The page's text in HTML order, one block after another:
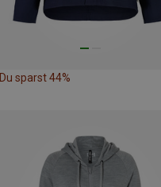
Du sparst 44%